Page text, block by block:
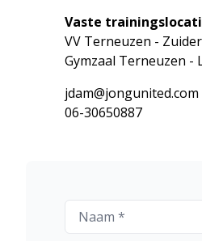
Vaste
VV Terneuzen -
Gymzaal Terneuzen -
jdam@jongunited.com
06-30650887